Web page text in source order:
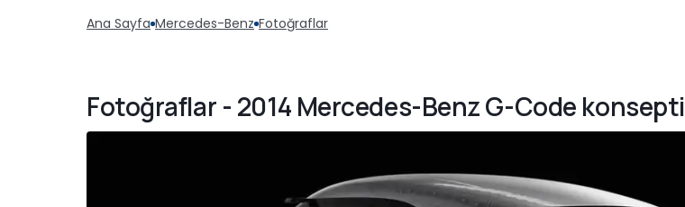
Ana Sayfa Mercedes-Benz Fotoğraflar
Fotoğraflar - 2014 Mercedes-Benz G-Code konsepti